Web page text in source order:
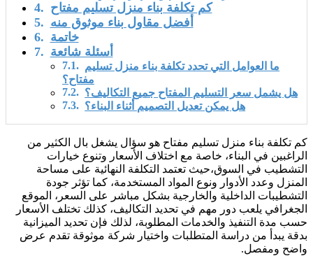
كم تكلفة بناء منزل تسليم مفتاح
أفضل مقاول بناء موثوق منه
خاتمة
أسئلة شائعة
ما العوامل التي تحدد تكلفة بناء منزل تسليم
مفتاح؟
هل يشمل سعر التسليم المفتاح جميع التكاليف؟
هل يمكن تعديل التصميم أثناء البناء؟
كم تكلفة بناء منزل تسليم مفتاح هو سؤال يشغل بال الكثير من
الراغبين في البناء، خاصة مع اختلاف الأسعار وتنوع خيارات
التشطيب في السوق،حيث تعتمد التكلفة النهائية على مساحة
المنزل وعدد الأدوار ونوع المواد المستخدمة، كما تؤثر جودة
التشطيبات الداخلية والخارجية بشكل مباشر على السعر، الموقع
الجغرافي يلعب دور مهم في تحديد التكاليف، كذلك تختلف الأسعار
حسب مدة التنفيذ والخدمات المطلوبة، لذلك فإن تحديد الميزانية
بدقة يبدأ من دراسة المتطلبات واختيار شركة موثوقة تقدم عرض
واضح ومفصل.